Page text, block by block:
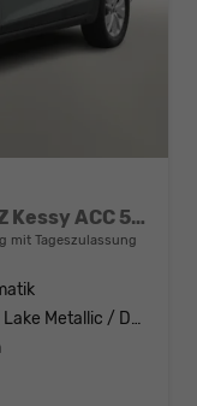
Style DSG NeuMod VollLED SHZ Kessy ACC 5JG
mit Tageszulassung
Oniric Lake Metallic / Dachfarbe